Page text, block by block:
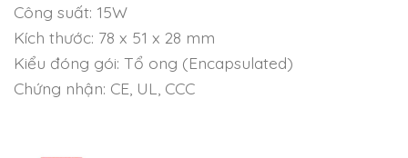
Công suất: 15W
Kích thước: 78 x 51 x 28 mm
Kiểu đóng gói: Tổ ong (Encapsulated)
Chứng nhận: CE, UL, CCC